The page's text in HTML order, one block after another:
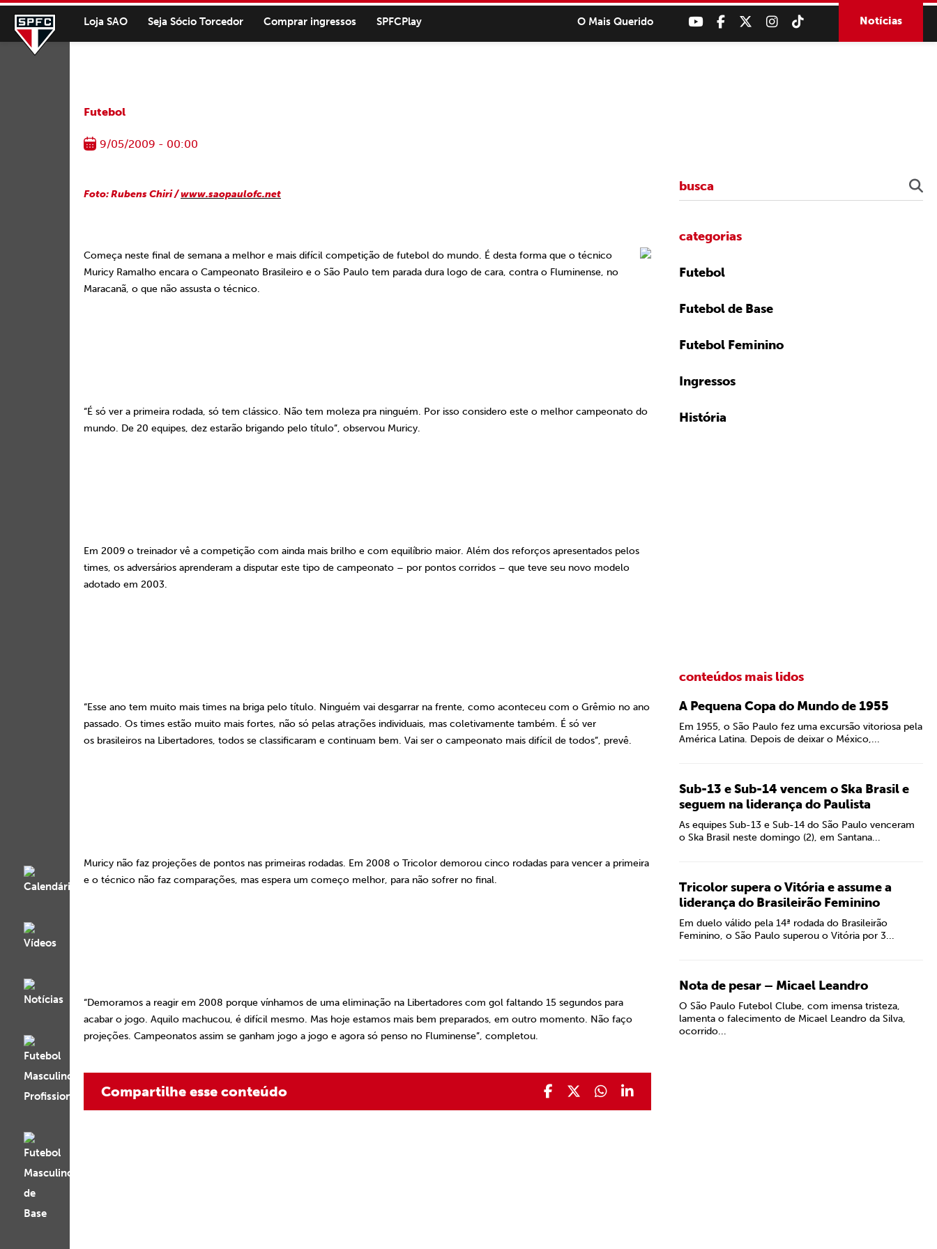
Loja SAO Seja Sócio Torcedor Comprar ingressos SPFCPlay O Mais Querido Notícias
Futebol
9/05/2009 - 00:00
Foto: Rubens Chiri /www.saopaulofc.net
Começa neste final de semana a melhor e mais difícil competição de futebol do mundo. É desta forma que o técnico
Muricy Ramalho encara o Campeonato Brasileiro e o São Paulo tem parada dura logo de cara, contra o Fluminense, no
Maracanã, o que não assusta o técnico.
“É só ver a primeira rodada, só tem clássico. Não tem moleza pra ninguém. Por isso considero este o melhor campeonato do
mundo. De 20 equipes, dez estarão brigando pelo título”, observou Muricy.
Em 2009 o treinador vê a competição com ainda mais brilho e com equilíbrio maior. Além dos reforços apresentados pelos
times, os adversários aprenderam a disputar este tipo de campeonato – por pontos corridos – que teve seu novo modelo
adotado em 2003.
“Esse ano tem muito mais times na briga pelo título. Ninguém vai desgarrar na frente, como aconteceu com o Grêmio no ano
passado. Os times estão muito mais fortes, não só pelas atrações individuais, mas coletivamente também. É só ver
os brasileiros na Libertadores, todos se classificaram e continuam bem. Vai ser o campeonato mais difícil de todos”, prevê.
Muricy não faz projeções de pontos nas primeiras rodadas. Em 2008 o Tricolor demorou cinco rodadas para vencer a primeira
e o técnico não faz comparações, mas espera um começo melhor, para não sofrer no final.
“Demoramos a reagir em 2008 porque vínhamos de uma eliminação na Libertadores com gol faltando 15 segundos para
acabar o jogo. Aquilo machucou, é difícil mesmo. Mas hoje estamos mais bem preparados, em outro momento. Não faço
projeções. Campeonatos assim se ganham jogo a jogo e agora só penso no Fluminense”, completou.
Compartilhe esse conteúdo
categorias
Futebol
Futebol de Base
Futebol Feminino
Ingressos
História
conteúdos mais lidos
A Pequena Copa do Mundo de 1955
Em 1955, o São Paulo fez uma excursão vitoriosa pela
América Latina. Depois de deixar o México,...
Sub-13 e Sub-14 vencem o Ska Brasil e
seguem na liderança do Paulista
As equipes Sub-13 e Sub-14 do São Paulo venceram
o Ska Brasil neste domingo (2), em Santana...
Tricolor supera o Vitória e assume a
liderança do Brasileirão Feminino
Em duelo válido pela 14ª rodada do Brasileirão
Feminino, o São Paulo superou o Vitória por 3...
Nota de pesar – Micael Leandro
O São Paulo Futebol Clube, com imensa tristeza,
lamenta o falecimento de Micael Leandro da Silva,
ocorrido...